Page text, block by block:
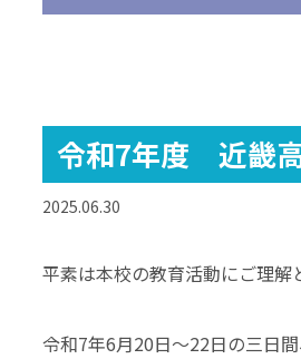
令和7年度 近畿
2025.06.30
平素は本校の教育活動にご理解
令和7年6月20日〜22日の三日